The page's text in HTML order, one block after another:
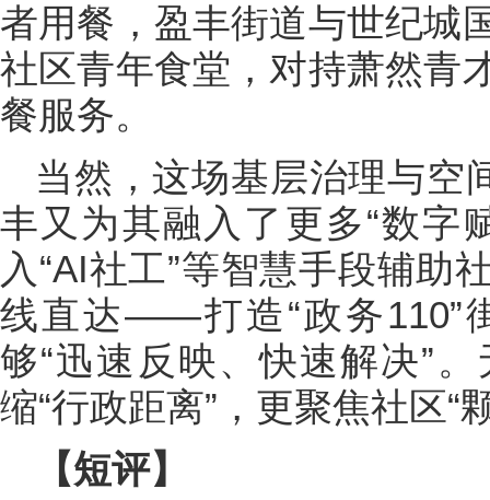
者用餐，盈丰街道与世纪城
社区青年食堂，对持萧然青
餐服务。
当然，这场基层治理与空
丰又为其融入了更多“数
入“AI社工”等智慧手段辅助
线直达——打造“政务110”
够“迅速反映、快速解决”
缩“行政距离”，更聚焦社区“
【短评】